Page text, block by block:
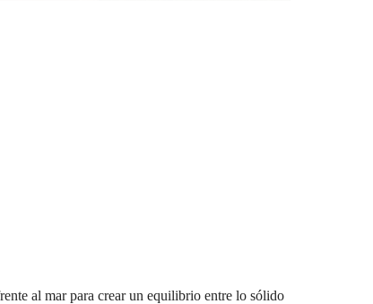
al mar para crear un equilibrio entre lo sólido